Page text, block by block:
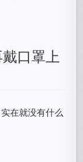
口罩上
在就没有什么